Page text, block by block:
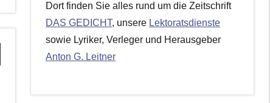
Dort finden Sie alles rund um die Zeitschrift
DAS GEDICHT, unsere Lektoratsdienste
sowie Lyriker, Verleger und Herausgeber
Anton G. Leitner